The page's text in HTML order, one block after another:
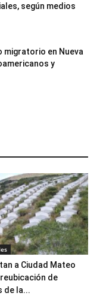
según medios
migratorio en Nueva
y
a Ciudad Mateo
de
de la...